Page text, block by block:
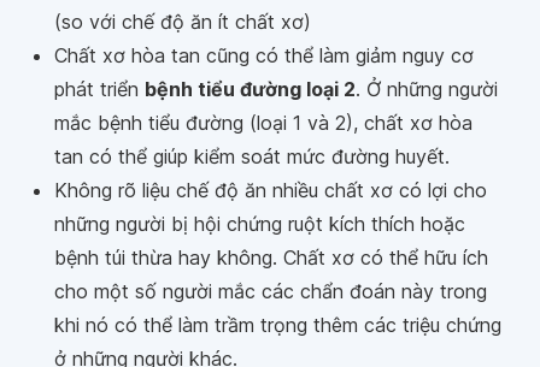
(so với chế độ ăn ít chất xơ)
Chất xơ hòa tan cũng có thể làm giảm nguy cơ
phát triển bệnh tiểu đường loại 2. Ở những người
mắc bệnh tiểu đường (loại 1 và 2), chất xơ hòa
tan có thể giúp kiểm soát mức đường huyết.
Không rõ liệu chế độ ăn nhiều chất xơ có lợi cho
những người bị hội chứng ruột kích thích hoặc
bệnh túi thừa hay không. Chất xơ có thể hữu ích
cho một số người mắc các chẩn đoán này trong
khi nó có thể làm trầm trọng thêm các triệu chứng
ở những người khác.